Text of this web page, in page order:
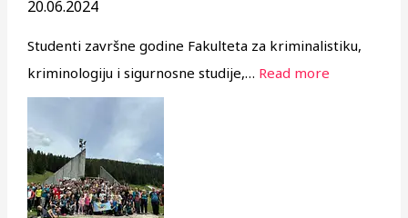
20.06.2024
Studenti završne godine Fakulteta za kriminalistiku,
kriminologiju i sigurnosne studije,… Read more